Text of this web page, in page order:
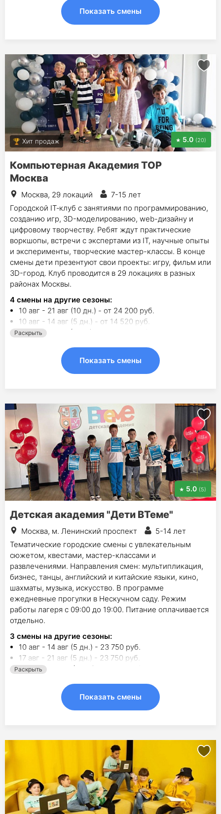
Показать смены
Хит продаж 5.0 (20)
Компьютерная Академия TOP
Москва
Москва, 29 локаций
7-15 лет
Городской IT‑клуб c занятиями по программированию,
созданию игр, 3D-моделированию, web-дизайну и
цифровому творчеству. Ребят ждут практические
воркшопы, встречи с экспертами из IT, научные опыты
и эксперименты, творческие мастер-классы. В конце
смены дети презентуют свои проекты: игру, фильм или
3D-город. Клуб проводится в 29 локациях в разных
районах Москвы.
4 смены на другие сезоны:
10 авг - 21 авг (10 дн.) - от 24 200 руб.
10 авг - 14 авг (5 дн.) - от 14 520 руб.
17 авг - 21 авг (5 дн.) - от 14 520 руб.
Раскрыть
Показать смены
5.0 (5)
Детская академия "Дети ВТеме"
Москва, м. Ленинский проспект
5-14 лет
Тематические городские смены с увлекательным
сюжетом, квестами, мастер-классами и
развлечениями. Направления смен: мультипликация,
бизнес, танцы, английский и китайские языки, кино,
шахматы, музыка, искусство. В программе
ежедневные прогулки в Нескучном саду. Режим
работы лагеря с 09:00 до 19:00. Питание оплачивается
отдельно.
3 смены на другие сезоны:
10 авг - 14 авг (5 дн.) - 23 750 руб.
17 авг - 21 авг (5 дн.) - 23 750 руб.
24 авг - 28 авг (5 дн.) - 23 750 руб.
Раскрыть
Показать смены